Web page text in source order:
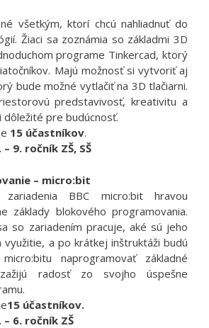
všetkým, ktorí chcú nahliadnuť do
Žiaci sa zoznámia so základmi 3D
programe Tinkercad, ktorý
Majú možnosť si vytvoriť aj
bude možné vytlačiť na 3D tlačiarni.
predstavivosť, kreativitu a
pre budúcnosť.
15 účastníkov.
– 9. ročník ZŠ, SŠ
– micro:bit
zariadenia BBC micro:bit hravou
základy blokového programovania.
so zariadením pracuje, aké sú jeho
využitie, a po krátkej inštruktáži budú
naprogramovať základné
radosť zo svojho úspešne
15 účastníkov.
– 6. ročník ZŠ